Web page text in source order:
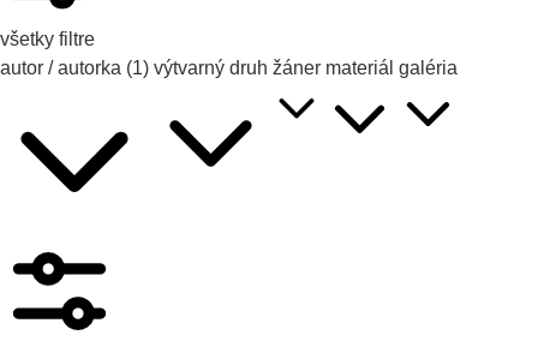
všetky filtre
autor / autorka (1) výtvarný druh žáner materiál galéria